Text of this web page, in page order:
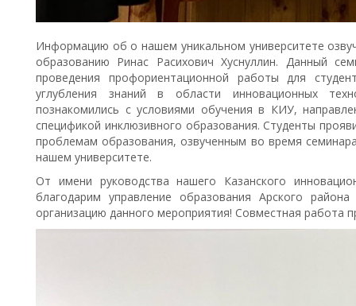
Информацию об о нашем уникальном университете
образованию Ринас Расихович Хуснуллин. Данный
проведения профориентационной работы для
углубления знаний в области инновационных
познакомились с условиями обучения в КИУ,
спецификой инклюзивного образования. Студенты
проблемам образования, озвученным во время
нашем университете.
От имени руководства нашего Казанского
благодарим управление образования Арского
организацию данного мероприятия! Совместная работа